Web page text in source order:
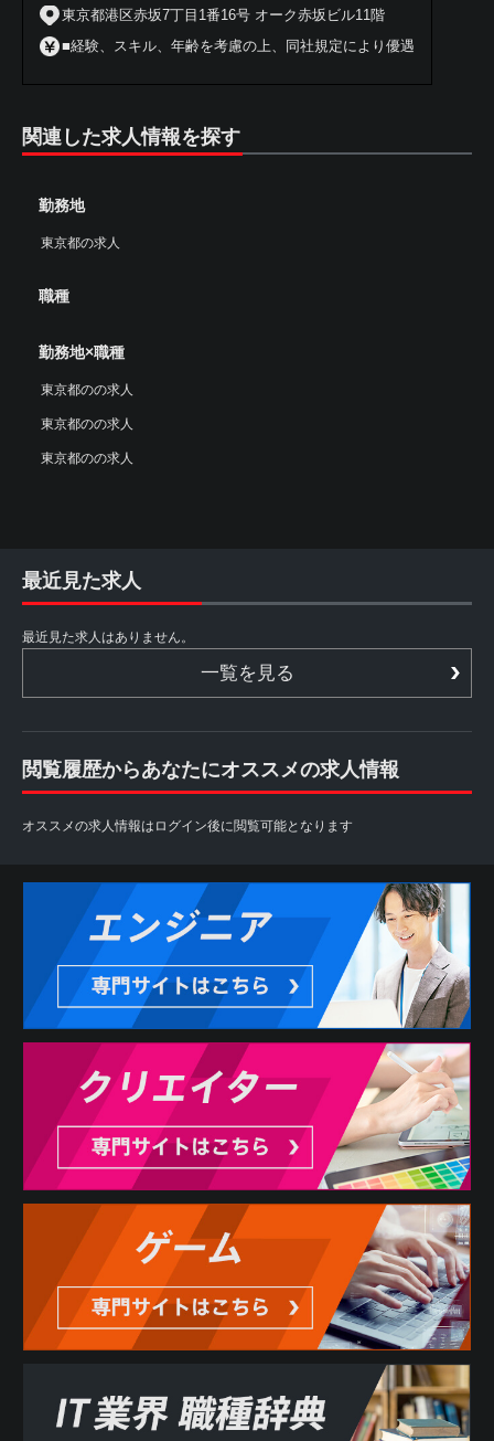
東京都港区赤坂7丁目1番16号 オーク赤坂ビル11階
■経験、スキル、年齢を考慮の上、同社規定により優遇
関連した求人情報を探す
勤務地
東京都の求人
職種
勤務地×職種
東京都のの求人
東京都のの求人
東京都のの求人
最近見た求人
最近見た求人はありません。
一覧を見る
閲覧履歴からあなたにオススメの求人情報
オススメの求人情報はログイン後に閲覧可能となります